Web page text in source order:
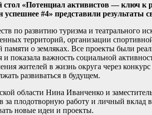
«Потенциал активистов — ключ к
#4» представили результаты
по развитию туризма и театрального
территорий, организации
о земляках. Все проекты были
показала важность социальной
жителей в жизнь округа через
развиваться в будущем.
области Нина Иванченко и
за плодотворную работу и личный
новые идеи и проекты.